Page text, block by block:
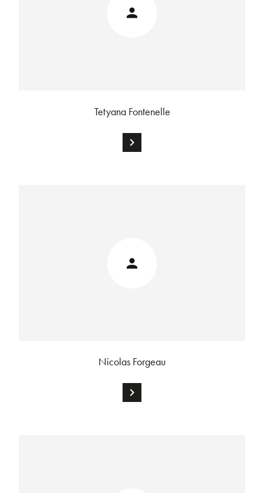
Tetyana Fontenelle
chevron_right
Nicolas Forgeau
chevron_right